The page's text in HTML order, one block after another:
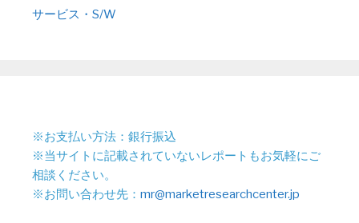
サービス・S/W
※お支払い方法：銀行振込
※当サイトに記載されていないレポートもお気軽にご
相談ください。
※お問い合わせ先： mr@marketresearchcenter.jp